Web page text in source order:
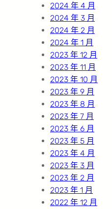
2024 年 4 月
2024 年 3 月
2024 年 2 月
2024 年 1 月
2023 年 12 月
2023 年 11 月
2023 年 10 月
2023 年 9 月
2023 年 8 月
2023 年 7 月
2023 年 6 月
2023 年 5 月
2023 年 4 月
2023 年 3 月
2023 年 2 月
2023 年 1 月
2022 年 12 月